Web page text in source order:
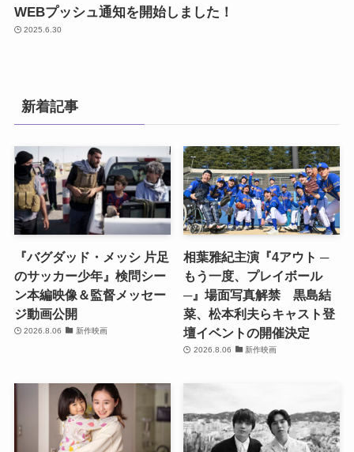
WEBプッシュ通知を開始しました！
2025.6.30
新着記事
『バグダッド・メッシ 片足
のサッカー少年』検問シー
ン本編映像＆監督メッセー
ジ動画公開
2026.8.06 新作映画
相葉雅紀主演『4アウト ─
もう一度、プレイボール
─』場面写真解禁 黒島結
菜、松本利夫らキャスト登
壇イベントの開催決定
2026.8.06 新作映画